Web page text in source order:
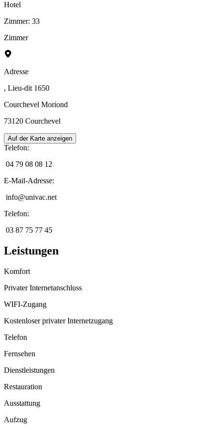
Hotel
Zimmer: 33
Zimmer
Adresse
, Lieu-dit 1650
Courchevel Moriond
73120 Courchevel
Auf der Karte anzeigen
Telefon:
04 79 08 08 12
E-Mail-Adresse:
info@univac.net
Telefon:
03 87 75 77 45
Leistungen
Komfort
Privater Internetanschluss
WIFI-Zugang
Kostenloser privater Internetzugang
Telefon
Fernsehen
Dienstleistungen
Restauration
Ausstattung
Aufzug